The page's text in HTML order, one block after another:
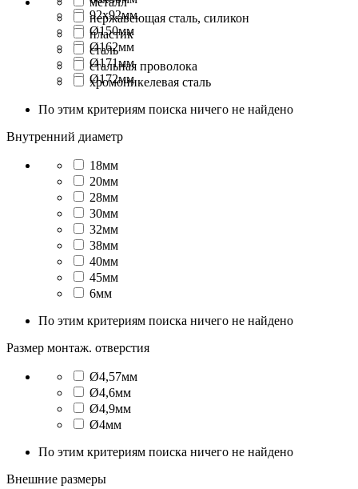
92x92мм
Ø150мм
Ø162мм
Ø171мм
Ø172мм
нержавеющая сталь, силикон
пластик
сталь
стальная проволока
хромоникелевая сталь
По этим критериям поиска ничего не найдено
Внутренний диаметр
18мм
20мм
28мм
30мм
32мм
38мм
40мм
45мм
6мм
По этим критериям поиска ничего не найдено
Размер монтаж. отверстия
Ø4,57мм
Ø4,6мм
Ø4,9мм
Ø4мм
По этим критериям поиска ничего не найдено
Внешние размеры